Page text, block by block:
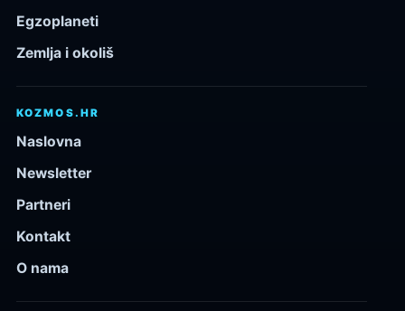
Egzoplaneti
Zemlja i okoliš
KOZMOS.HR
Naslovna
Newsletter
Partneri
Kontakt
O nama